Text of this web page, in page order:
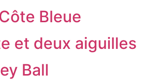
Bleue
et deux aiguilles
Ball